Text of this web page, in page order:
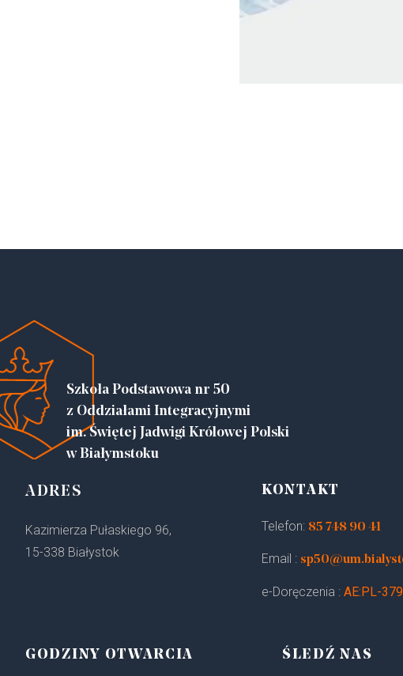
Szkoła Podstawowa nr 50
z Oddziałami Integracyjnymi
im. Świętej Jadwigi Królowej Polski
w Białymstoku
ADRES
Kazimierza Pułaskiego 96,
15-338 Białystok
KONTAKT
Telefon: 85 748 90 41
Email :
e-Doręczenia : AE:PL-
GODZINY OTWARCIA
ŚLEDŹ NAS